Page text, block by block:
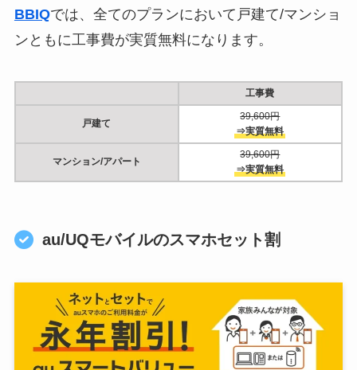
BBIQでは、全てのプランにおいて戸建て/マンショ
ンともに工事費が実質無料になります。
工事費
戸建て
39,600円
⇒実質無料
マンション/アパート
39,600円
⇒実質無料
au/UQモバイルのスマホセット割